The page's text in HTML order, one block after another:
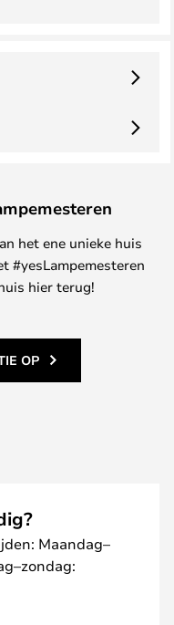
het ene unieke huis
#yesLampemesteren
hier terug!
OP
Maandag–